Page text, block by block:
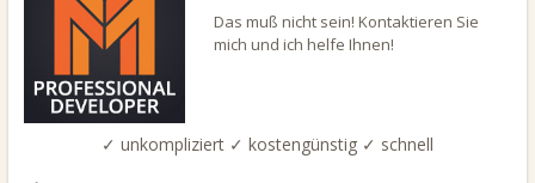
Das muß nicht sein! Kontaktieren Sie
mich und ich helfe Ihnen!
✓ unkompliziert ✓ kostengünstig ✓ schnell